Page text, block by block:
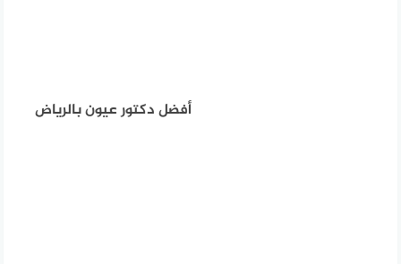
أفضل دكتور عيون بالرياض